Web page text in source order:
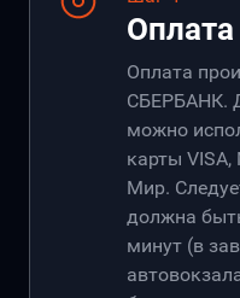
Оплата
Оплата
СБЕРБАНК.
можно
карты VISA,
Мир.
должна
минут (в